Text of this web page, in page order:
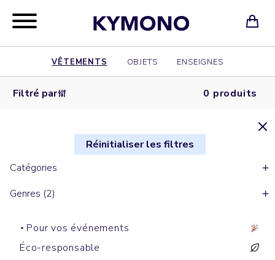
VÊTEMENTS OBJETS ENSEIGNES
Filtré par 0 produits
Réinitialiser les filtres
Catégories
Genres (2)
Pour vos événements
Éco-responsable